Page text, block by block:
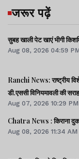
जरूर पढ़ें
सुबह खाली पेट खाएं भीगी
Aug 08, 2026 04:59
Ranchi News: राष्ट्रीय
डी.एससी विनियमावली की
Aug 07, 2026 10:29 PM
Chatra News : किराना
Aug 08, 2026 11:34 AM